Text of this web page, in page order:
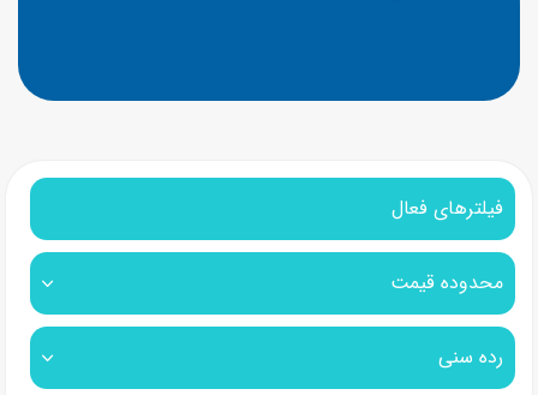
فیلترهای فعال
محدوده قیمت
رده سنی